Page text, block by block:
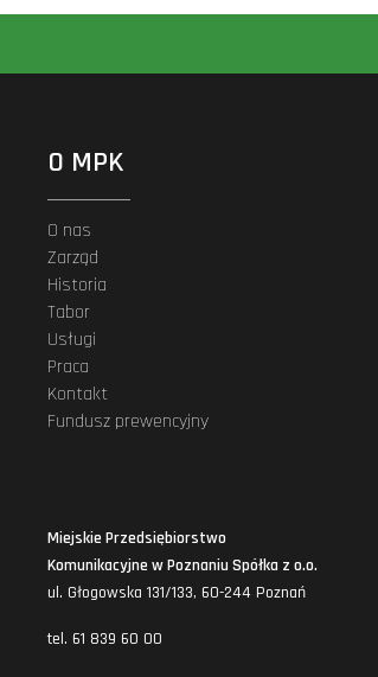
O MPK
O nas
Zarząd
Historia
Tabor
Usługi
Praca
Kontakt
Fundusz prewencyjny
Miejskie Przedsiębiorstwo
Komunikacyjne w Poznaniu Spółka z o.o.
ul. Głogowska 131/133, 60-244 Poznań
tel. 61 839 60 00